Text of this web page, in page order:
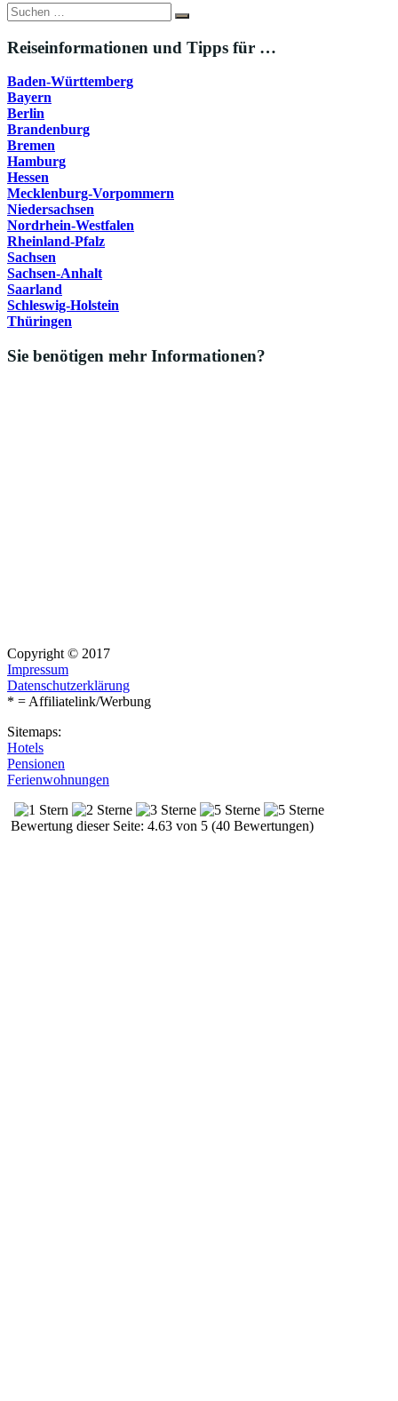
Suche
nach:
Suchen
Reiseinformationen und Tipps für …
Baden-Württemberg
Bayern
Berlin
Brandenburg
Bremen
Hamburg
Hessen
Mecklenburg-Vorpommern
Niedersachsen
Nordrhein-Westfalen
Rheinland-Pfalz
Sachsen
Sachsen-Anhalt
Saarland
Schleswig-Holstein
Thüringen
Sie benötigen mehr Informationen?
Copyright © 2017
Impressum
Datenschutzerklärung
* = Affiliatelink/Werbung
Sitemaps:
Hotels
Pensionen
Ferienwohnungen
Bewertung dieser Seite: 4.63 von 5 (40 Bewertungen)